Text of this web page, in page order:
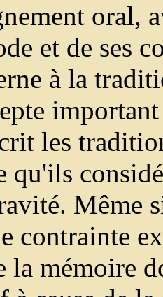
oral,
et de ses
à la
les
qu'ils
Même
contrainte
la mémoire